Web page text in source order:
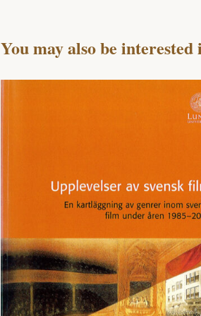
You may also be interested